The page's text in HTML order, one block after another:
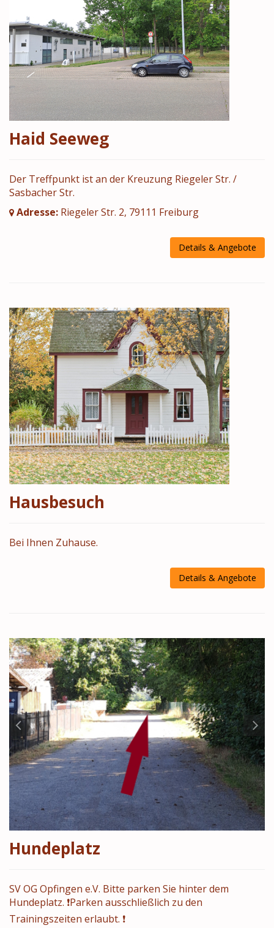
Haid Seeweg
Der Treffpunkt ist an der Kreuzung Riegeler Str. /
Sasbacher Str.
Adresse: Riegeler Str. 2, 79111 Freiburg
Details & Angebote
Hausbesuch
Bei Ihnen Zuhause.
Details & Angebote
Hundeplatz
SV OG Opfingen e.V. Bitte parken Sie hinter dem
Hundeplatz. ❗Parken ausschließlich zu den
Trainingszeiten erlaubt. ❗